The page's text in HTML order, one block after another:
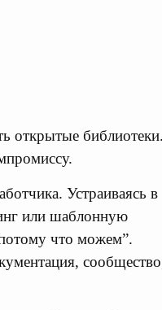
открытые библиотеки.
Устраиваясь в
или шаблонную
что можем”.